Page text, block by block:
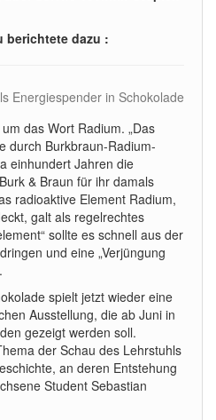
berichtete dazu :
Energiespender in Schokolade
das Wort Radium. „Das
durch Burkbraun-Radium-
einhundert Jahren die
& Braun für ihr damals
radioaktive Element Radium,
galt als regelrechtes
sollte es schnell aus der
und eine „Verjüngung
spielt jetzt wieder eine
Ausstellung, die ab Juni in
gezeigt werden soll.
der Schau des Lehrstuhls
an deren Entstehung
Student Sebastian